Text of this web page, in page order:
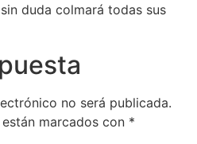
duda colmará todas sus
no será publicada.
marcados con *